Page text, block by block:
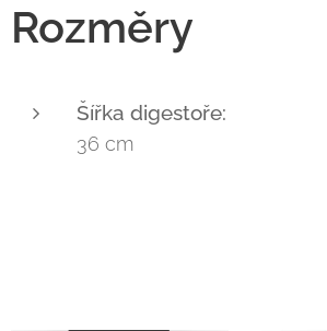
Rozměry
Šířka digestoře:
36 cm